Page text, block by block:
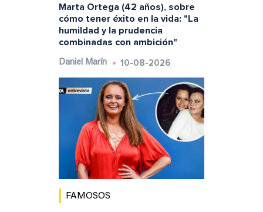
Marta Ortega (42 años), sobre
cómo tener éxito en la vida: "La
humildad y la prudencia
combinadas con ambición"
Daniel Marín 10-08-2026
FAMOSOS